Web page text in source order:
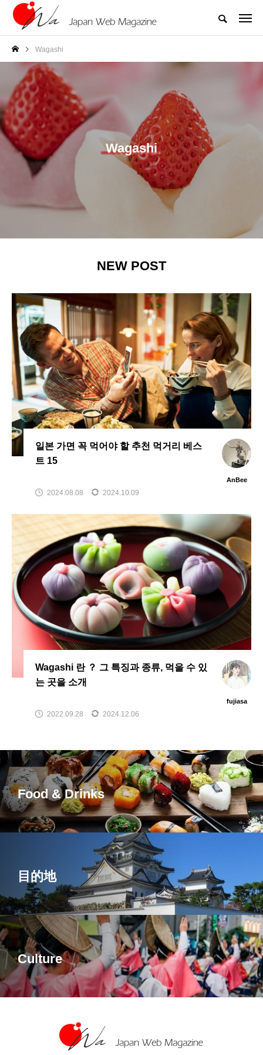
Wagashi
Wagashi
NEW POST
일본 가면 꼭 먹어야 할 추천 먹거리 베스
트 15
AnBee
2024.08.08 2024.10.09
Wagashi 란 ？ 그 특징과 종류, 먹을 수 있
는 곳을 소개
fujiasa
2022.09.28 2024.12.06
Food & Drinks
目的地
Culture